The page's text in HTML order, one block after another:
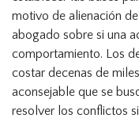
motivo de alienación
abogado sobre si una
comportamiento. Los
costar decenas de
aconsejable que se
resolver los conflictos